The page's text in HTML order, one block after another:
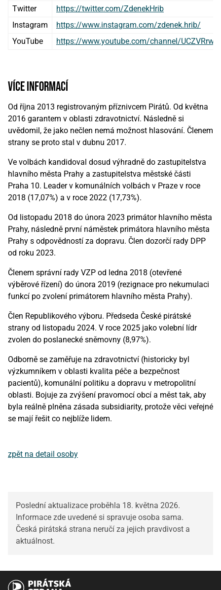
Twitter
https://twitter.com/ZdenekHrib
Instagram
https://www.instagram.com/zdenek.hrib/
YouTube
https://www.youtube.com/channel/
více informací
Od října 2013 registrovaným příznivcem Pirátů. Od května
2016 garantem v oblasti zdravotnictví. Následně si
uvědomil, že jako nečlen nemá možnost hlasování. Členem
strany se proto stal v dubnu 2017.
Ve volbách kandidoval dosud výhradně do zastupitelstva
hlavního města Prahy a zastupitelstva městské části
Praha 10. Leader v komunálních volbách v Praze v roce
2018 (17,07%) a v roce 2022 (17,73%).
Od listopadu 2018 do února 2023 primátor hlavního města
Prahy, následně první náměstek primátora hlavního města
Prahy s odpovědností za dopravu. Člen dozorčí rady DPP
od roku 2023.
Členem správní rady VZP od ledna 2018 (otevřené
výběrové řízení) do února 2019 (rezignace pro nekumulaci
funkcí po zvolení primátorem hlavního města Prahy).
Člen Republikového výboru. Předseda České pirátské
strany od listopadu 2024. V roce 2025 jako volební lídr
zvolen do poslanecké sněmovny (8,97%).
Odborně se zaměřuje na zdravotnictví (historicky byl
výzkumníkem v oblasti kvalita péče a bezpečnost
pacientů), komunální politiku a dopravu v metropolitní
oblasti. Bojuje za zvýšení pravomocí obcí a měst tak, aby
byla reálně plněna zásada subsidiarity, protože věci veřejné
se mají řešit co nejblíže lidem.
zpět na detail osoby
Poslední aktualizace proběhla 18. května 2026.
Informace zde uvedené si spravuje osoba sama.
Česká pirátská strana neručí za jejich pravdivost a
aktuálnost.